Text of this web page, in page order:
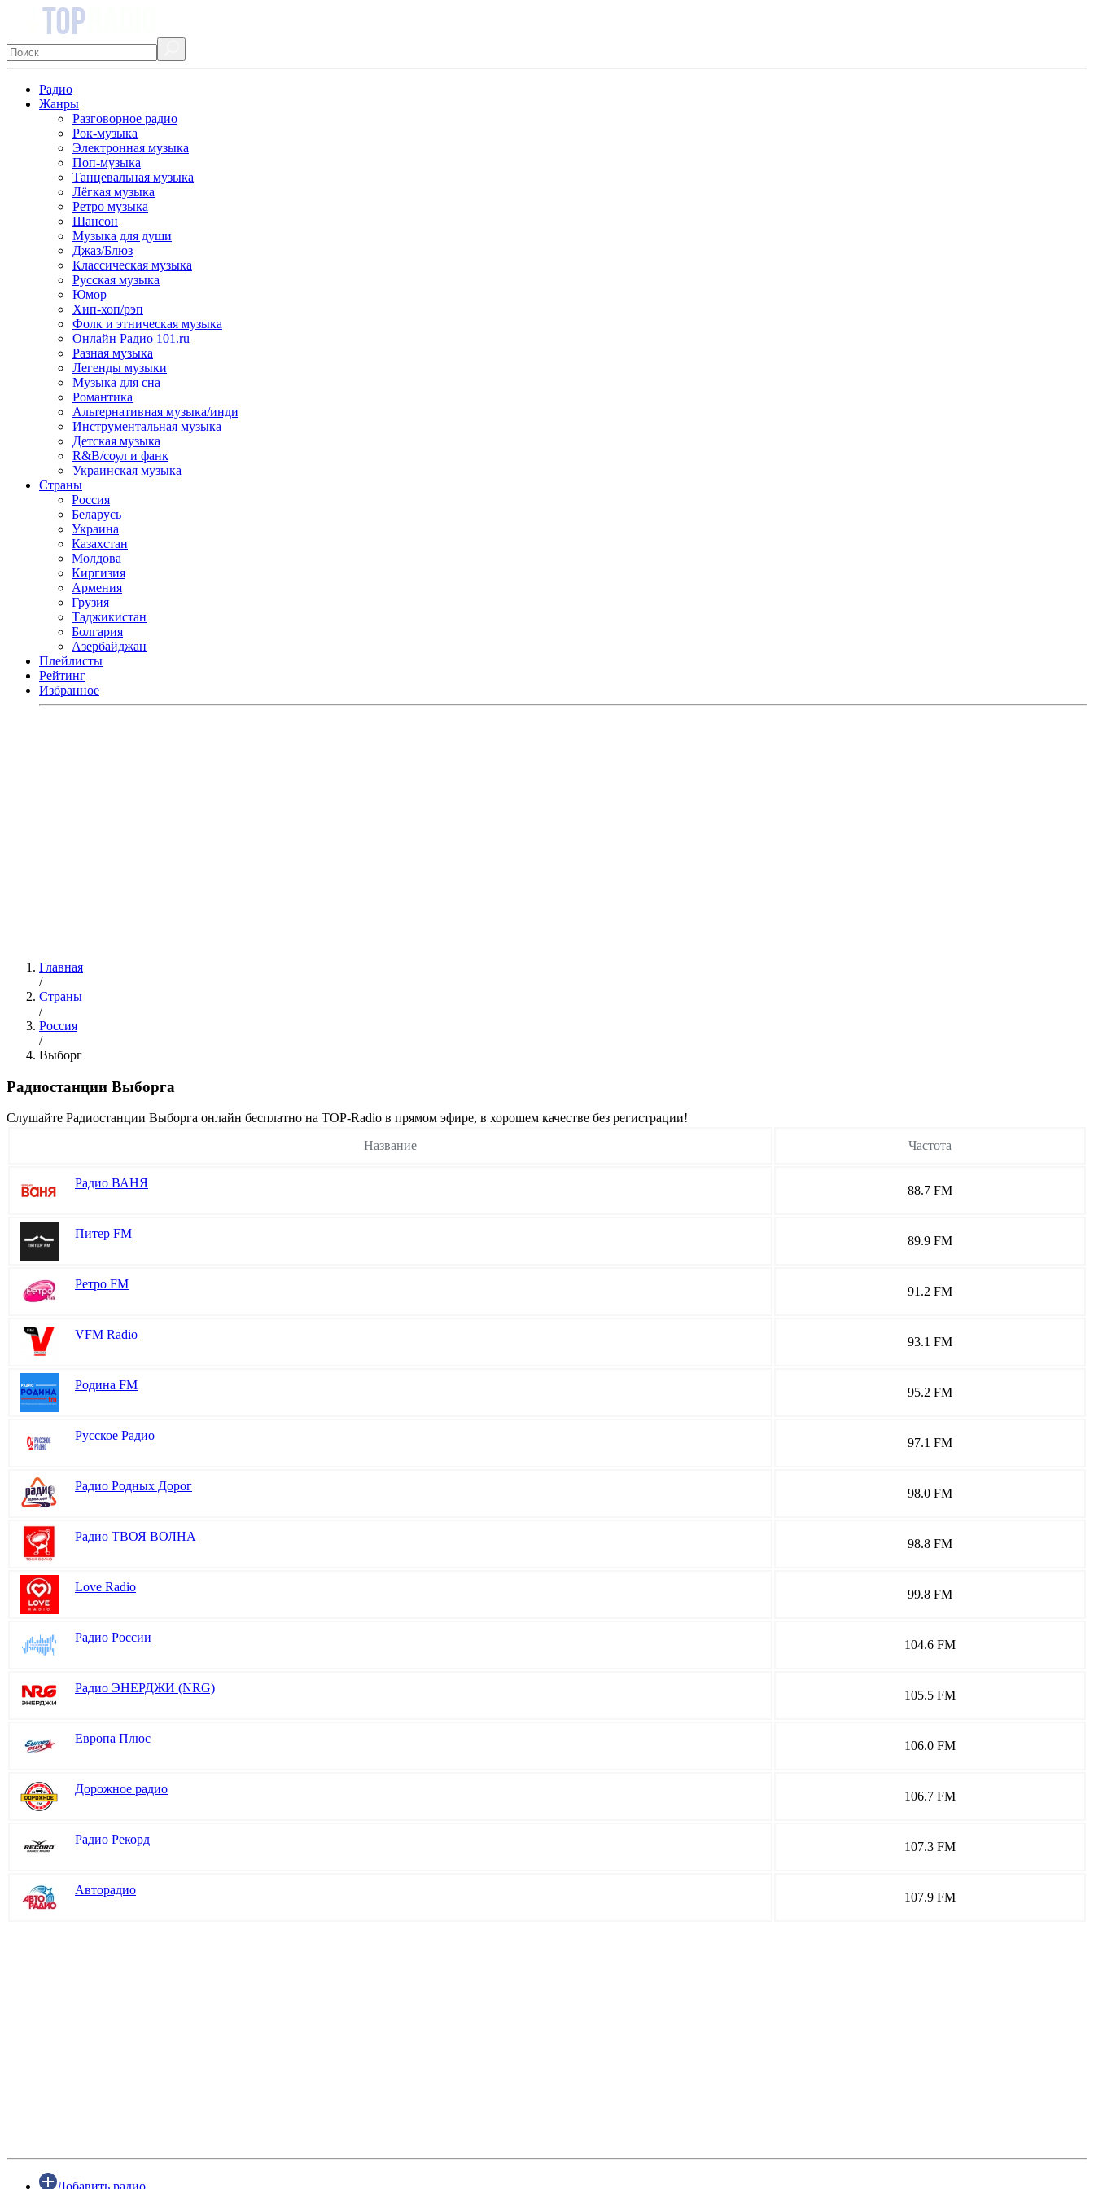
Радио
Жанры
Разговорное радио
Рок-музыка
Электронная музыка
Поп-музыка
Танцевальная музыка
Лёгкая музыка
Ретро музыка
Шансон
Музыка для души
Джаз/Блюз
Классическая музыка
Русская музыка
Юмор
Хип-хоп/рэп
Фолк и этническая музыка
Онлайн Радио 101.ru
Разная музыка
Легенды музыки
Музыка для сна
Романтика
Альтернативная музыка/инди
Инструментальная музыка
Детская музыка
R&B/cоул и фанк
Украинская музыка
Страны
Россия
Беларусь
Украина
Казахстан
Молдова
Киргизия
Армения
Грузия
Таджикистан
Болгария
Азербайджан
Плейлисты
Рейтинг
Избранное
Главная
/
Страны
/
Россия
/
Выборг
Радиостанции Выборга
Cлушайте Радиостанции Выборга онлайн бесплатно на TOP-Radio в прямом эфире, в хорошем качестве без регистрации!
Название
Частота
Радио ВАНЯ
88.7 FM
Питер FM
89.9 FM
Ретро FM
91.2 FM
VFM Radio
93.1 FM
Родина FM
95.2 FM
Русское Радио
97.1 FM
Радио Родных Дорог
98.0 FM
Радио ТВОЯ ВОЛНА
98.8 FM
Love Radio
99.8 FM
Радио России
104.6 FM
Радио ЭНЕРДЖИ (NRG)
105.5 FM
Европа Плюс
106.0 FM
Дорожное радио
106.7 FM
Радио Рекорд
107.3 FM
Авторадио
107.9 FM